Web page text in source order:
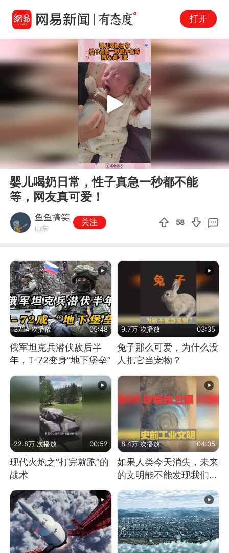
打开
00:00 00:11
Play
婴儿喝奶日常，性子真急一秒都不能
等，网友真可爱！
鱼鱼搞笑
山东
关注 58
3714 次播放 05:48
俄军坦克兵潜伏敌后半
年，T-72变身“地下堡垒”
9.7万 次播放 03:35
兔子那么可爱，为什么没
人把它当宠物？
22.8万 次播放 00:52
现代火炮之“打完就跑”的
战术
8.4万 次播放 04:05
如果人类今天消失，未来
的文明能不能发现我们存